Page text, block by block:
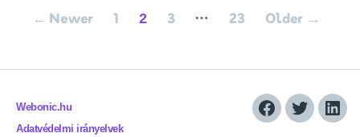
Posts
← Newer 1 2 3 … 23 Older →
Webonic.hu
Adatvédelmi irányelvek
Facebook
Twitter